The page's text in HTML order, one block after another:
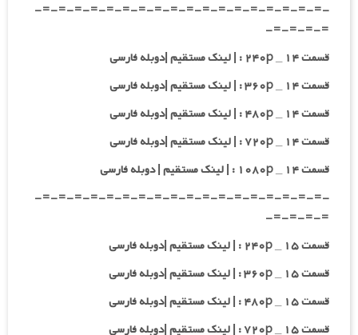
-=-=-=-=-=-=-=-=-=-=-=-=-=-=-=-=-=-=-
=-=-=-=-
قسمت ۱۴ _ ۲۴۰p : | لینک مستقیم |دوبله فارسی
قسمت ۱۴ _ ۳۶۰p : | لینک مستقیم |دوبله فارسی
قسمت ۱۴ _ ۴۸۰p : | لینک مستقیم |دوبله فارسی
قسمت ۱۴ _ ۷۲۰p : | لینک مستقیم |دوبله فارسی
قسمت ۱۴ _ ۱۰۸۰p : | لینک مستقیم | دوبله فارسی
-=-=-=-=-=-=-=-=-=-=-=-=-=-=-=-=-=-=-
=-=-=-=-
قسمت ۱۵ _ ۲۴۰p : | لینک مستقیم |دوبله فارسی
قسمت ۱۵ _ ۳۶۰p : | لینک مستقیم |دوبله فارسی
قسمت ۱۵ _ ۴۸۰p : | لینک مستقیم |دوبله فارسی
قسمت ۱۵ _ ۷۲۰p : | لینک مستقیم |دوبله فارسی